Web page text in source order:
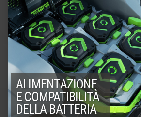
ALIMENTAZIONE
E COMPATIBILITÀ
DELLA BATTERIA